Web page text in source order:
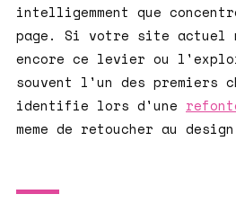
intelligemment que
page. Si votre site actuel
encore ce levier ou
souvent l'un des premiers
identifie lors d'une
meme de retoucher au